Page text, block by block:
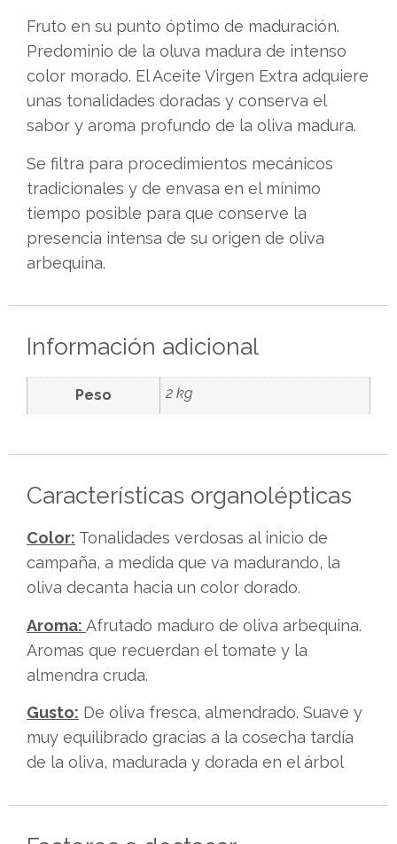
Fruto en su punto óptimo de maduración.
Predominio de la oluva madura de intenso
color morado. El Aceite Virgen Extra adquiere
unas tonalidades doradas y conserva el
sabor y aroma profundo de la oliva madura.
Se filtra para procedimientos mecánicos
tradicionales y de envasa en el mínimo
tiempo posible para que conserve la
presencia intensa de su origen de oliva
arbequina.
Información adicional
Peso 2 kg
Características organolépticas
Color: Tonalidades verdosas al inicio de
campaña, a medida que va madurando, la
oliva decanta hacia un color dorado.
Aroma: Afrutado maduro de oliva arbequina.
Aromas que recuerdan el tomate y la
almendra cruda.
Gusto: De oliva fresca, almendrado. Suave y
muy equilibrado gracias a la cosecha tardía
de la oliva, madurada y dorada en el árbol